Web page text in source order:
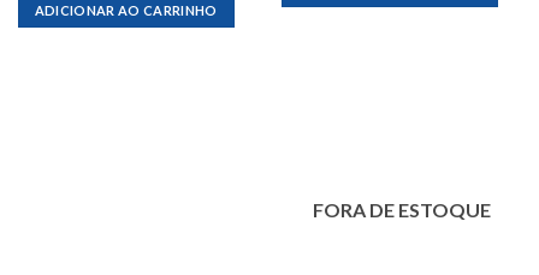
ADICIONAR AO CARRINHO
FORA DE ESTOQUE